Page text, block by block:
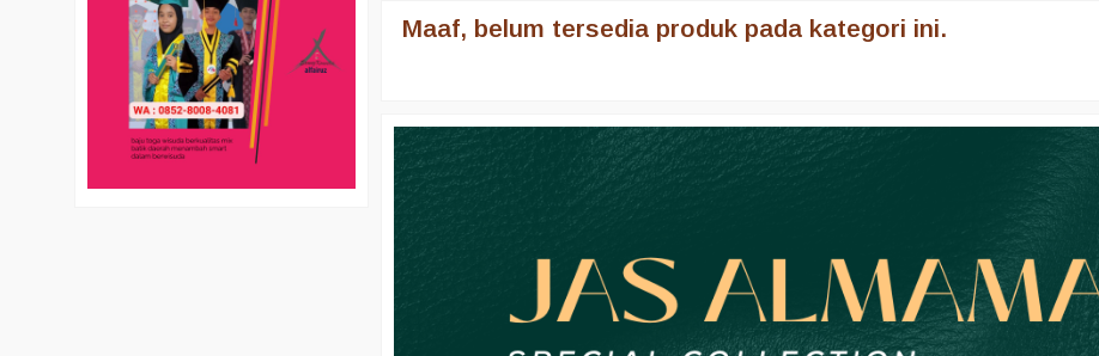
Maaf, belum tersedia produk pada kategori ini.